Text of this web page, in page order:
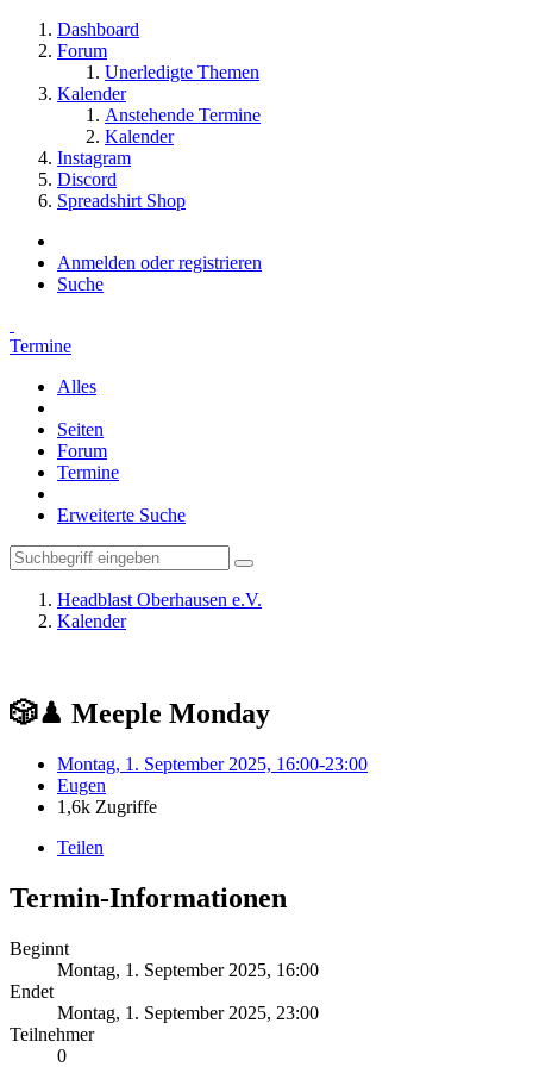
Dashboard
Forum
Unerledigte Themen
Kalender
Anstehende Termine
Kalender
Instagram
Discord
Spreadshirt Shop
Anmelden oder registrieren
Suche
Termine
Alles
Seiten
Forum
Termine
Erweiterte Suche
Headblast Oberhausen e.V.
Kalender
🎲♟ Meeple Monday
Montag, 1. September 2025, 16:00-23:00
Eugen
1,6k Zugriffe
Teilen
Termin-Informationen
Beginnt
Montag, 1. September 2025, 16:00
Endet
Montag, 1. September 2025, 23:00
Teilnehmer
0